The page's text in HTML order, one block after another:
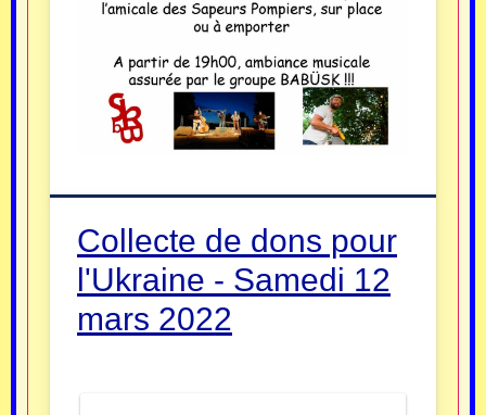
Collecte de dons pour
l'Ukraine - Samedi 12
mars 2022